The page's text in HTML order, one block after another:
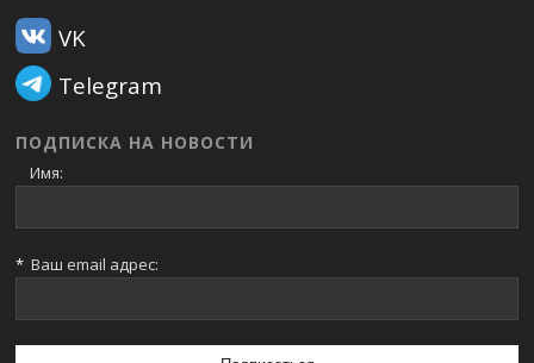
VK
Telegram
ПОДПИСКА НА НОВОСТИ
Имя:
* Ваш email адрес: